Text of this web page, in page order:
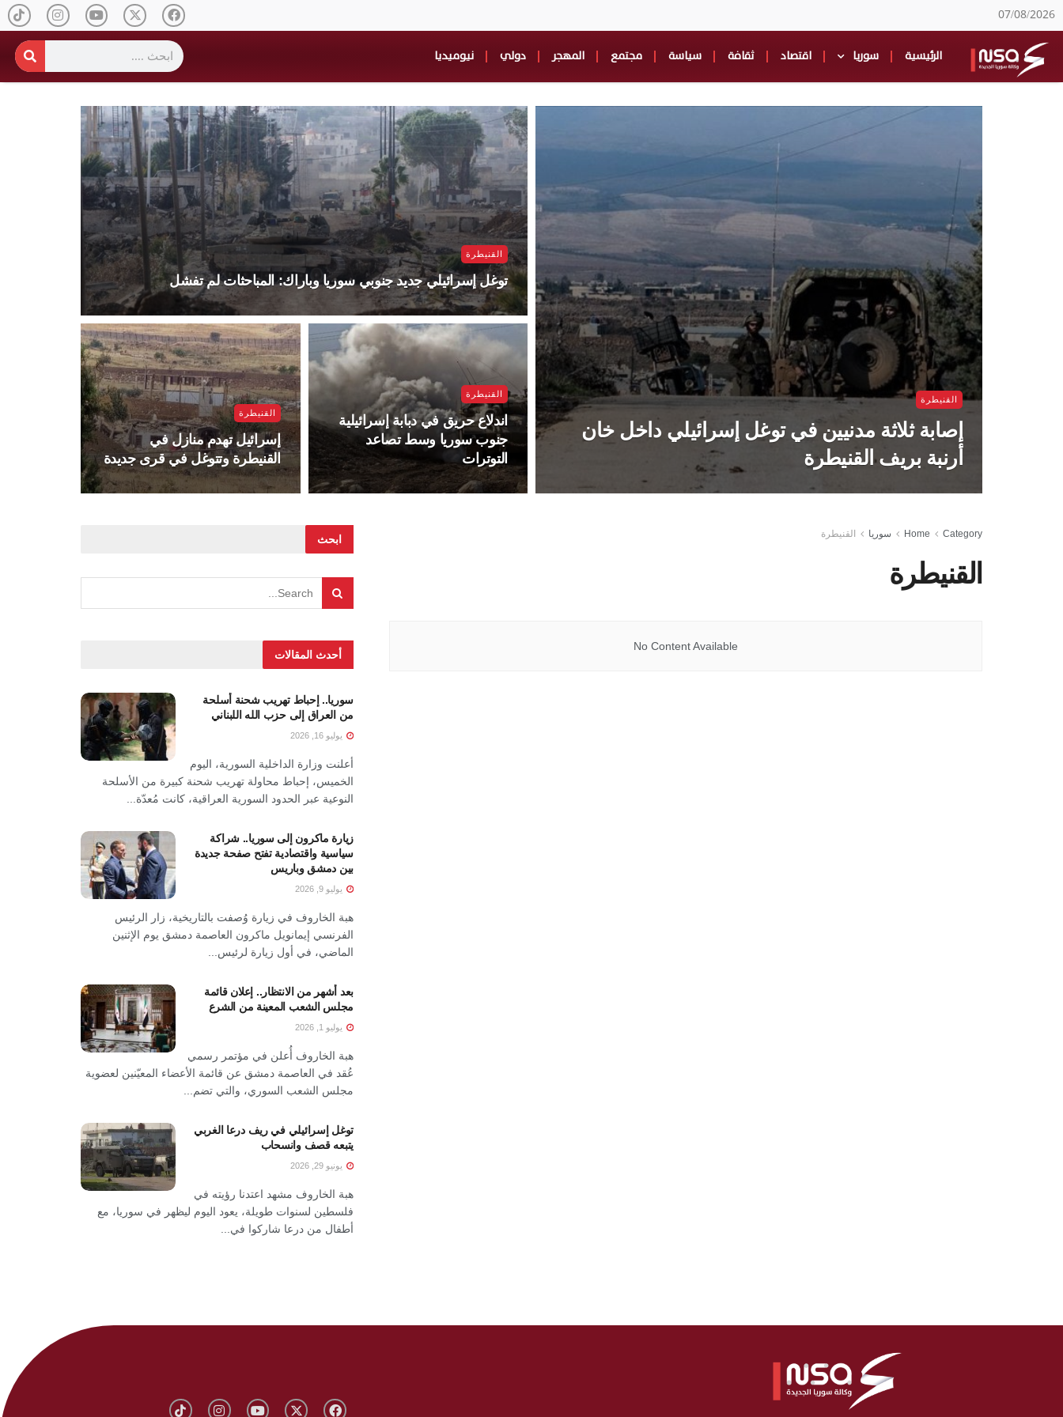
07/08/2026
الرئيسية سوريا اقتصاد ثقافة سياسة مجتمع المهجر دولي نيوميديا
القنيطرة
إصابة ثلاثة مدنيين في توغل إسرائيلي داخل خان
أرنبة بريف القنيطرة
القنيطرة
توغل إسرائيلي جديد جنوبي سوريا وباراك: المباحثات لم تفشل
القنيطرة
اندلاع حريق في دبابة إسرائيلية
جنوب سوريا وسط تصاعد
التوترات
القنيطرة
إسرائيل تهدم منازل في
القنيطرة وتتوغل في قرى جديدة
Home Category سوريا القنيطرة
القنيطرة
No Content Available
ابحث
أحدث المقالات
سوريا.. إحباط تهريب شحنة أسلحة
من العراق إلى حزب الله اللبناني
يوليو 16, 2026
أعلنت وزارة الداخلية السورية، اليوم
الخميس، إحباط محاولة تهريب شحنة كبيرة من الأسلحة
النوعية عبر الحدود السورية العراقية، كانت مُعدّة...
زيارة ماكرون إلى سوريا.. شراكة
سياسية واقتصادية تفتح صفحة جديدة
بين دمشق وباريس
يوليو 9, 2026
هبة الخاروف في زيارة وُصفت بالتاريخية، زار الرئيس
الفرنسي إيمانويل ماكرون العاصمة دمشق يوم الإثنين
الماضي، في أول زيارة لرئيس...
بعد أشهر من الانتظار.. إعلان قائمة
مجلس الشعب المعينة من الشرع
يوليو 1, 2026
هبة الخاروف أُعلن في مؤتمر رسمي
عُقد في العاصمة دمشق عن قائمة الأعضاء المعيّنين لعضوية
مجلس الشعب السوري، والتي تضم...
توغل إسرائيلي في ريف درعا الغربي
يتبعه قصف وانسحاب
يونيو 29, 2026
هبة الخاروف مشهد اعتدنا رؤيته في
فلسطين لسنوات طويلة، يعود اليوم ليظهر في سوريا، مع
أطفال من درعا شاركوا في...